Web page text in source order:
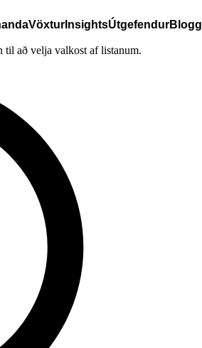
VöxturInsightsÚtgefendurBlogg
að velja valkost af listanum.